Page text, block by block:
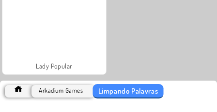
Lady Popular
Arkadium Games Limpando Palavras